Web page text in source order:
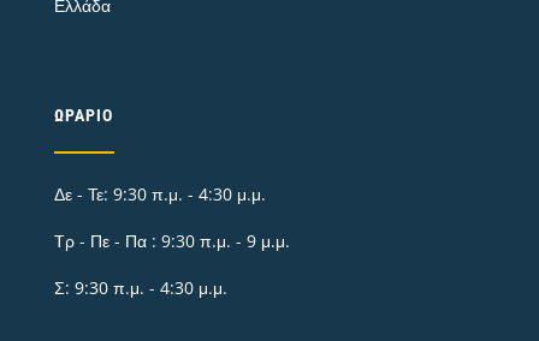
Ελλάδα
ΩΡΆΡΙΟ
Δε - Τε: 9:30 π.μ. - 4:30 μ.μ.
Τρ - Πε - Πα : 9:30 π.μ. - 9 μ.μ.
Σ: 9:30 π.μ. - 4:30 μ.μ.